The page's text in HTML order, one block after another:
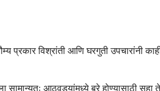
प्रकार विश्रांती आणि घरगुती उपचारांनी
सामान्यतः आठवड्यांमध्ये बरे होण्यासाठी